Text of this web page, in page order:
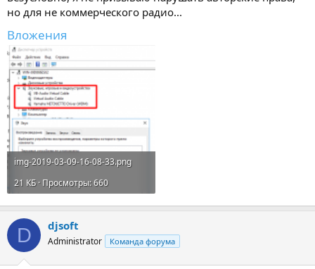
но для не коммерческого радио...
Вложения
img-2019-03-09-16-08-33.png
21 КБ · Просмотры: 660
D djsoft
Administrator Команда форума